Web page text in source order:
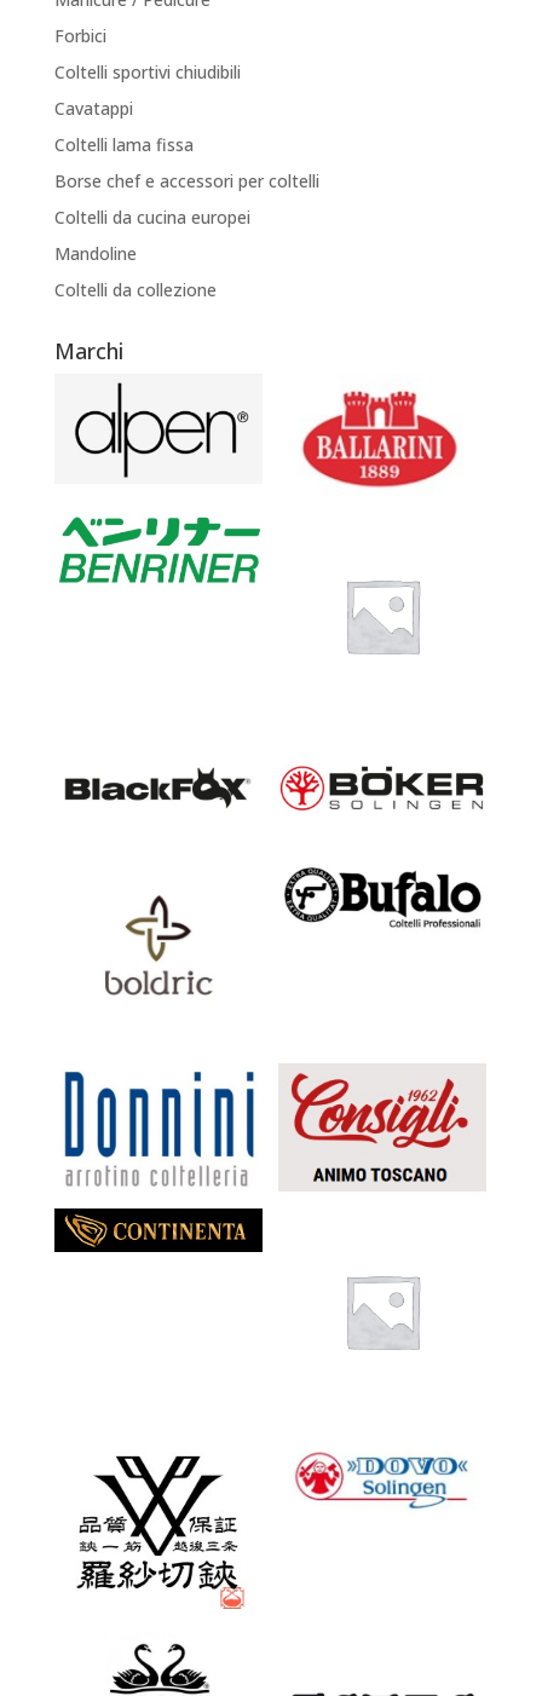
Forbici
Coltelli sportivi chiudibili
Cavatappi
Coltelli lama fissa
Borse chef e accessori per coltelli
Coltelli da cucina europei
Mandoline
Coltelli da collezione
Marchi